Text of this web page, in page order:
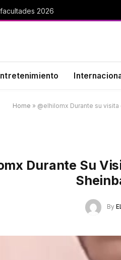
2026
Home » @elhilomx Durante su
Durante Su
By